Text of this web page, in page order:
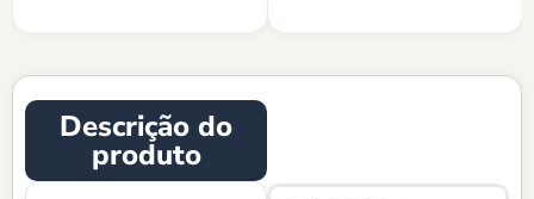
Descrição do
produto